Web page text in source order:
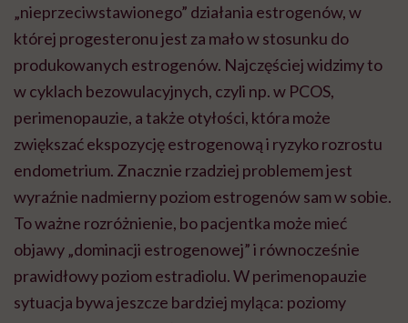
„nieprzeciwstawionego” działania estrogenów, w
której progesteronu jest za mało w stosunku do
produkowanych estrogenów. Najczęściej widzimy to
w cyklach bezowulacyjnych, czyli np. w PCOS,
perimenopauzie, a także otyłości, która może
zwiększać ekspozycję estrogenową i ryzyko rozrostu
endometrium. Znacznie rzadziej problemem jest
wyraźnie nadmierny poziom estrogenów sam w sobie.
To ważne rozróżnienie, bo pacjentka może mieć
objawy „dominacji estrogenowej” i równocześnie
prawidłowy poziom estradiolu. W perimenopauzie
sytuacja bywa jeszcze bardziej myląca: poziomy